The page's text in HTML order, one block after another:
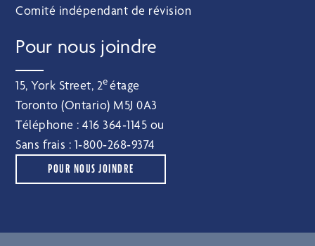
Comité indépendant de révision
Pour nous joindre
15, York Street, 2eétage
Toronto (Ontario) M5J 0A3
Téléphone :416 364‑1145 ou
Sans frais : 1‑800‑268‑9374
POUR NOUS JOINDRE